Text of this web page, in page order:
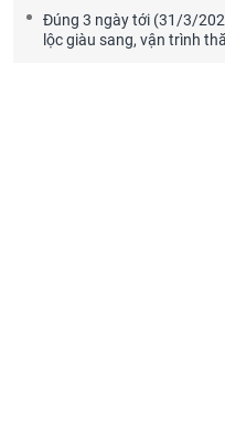
Đúng 3 ngày tới (31/3/
lộc giàu sang, vận trình